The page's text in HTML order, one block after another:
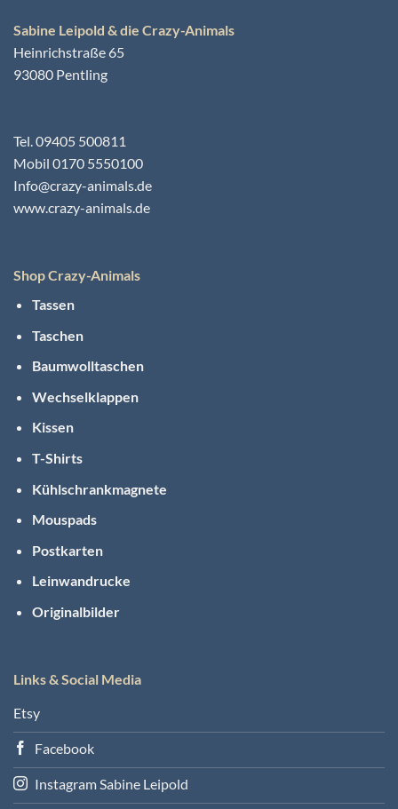
Sabine Leipold & die Crazy-Animals
Heinrichstraße 65
93080 Pentling
Tel. 09405 500811
Mobil 0170 5550100
Info@crazy-animals.de
www.crazy-animals.de
Shop Crazy-Animals
Tassen
Taschen
Baumwolltaschen
Wechselklappen
Kissen
T-Shirts
Kühlschrankmagnete
Mouspads
Postkarten
Leinwandrucke
Originalbilder
Links & Social Media
Etsy
Facebook
Instagram Sabine Leipold